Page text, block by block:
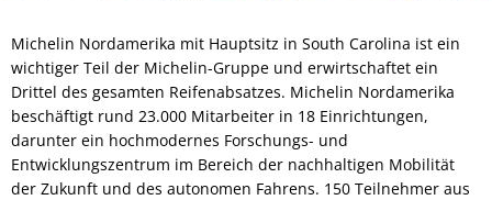
Michelin Nordamerika mit Hauptsitz in South Carolina ist ein
wichtiger Teil der Michelin-Gruppe und erwirtschaftet ein
Drittel des gesamten Reifenabsatzes. Michelin Nordamerika
beschäftigt rund 23.000 Mitarbeiter in 18 Einrichtungen,
darunter ein hochmodernes Forschungs- und
Entwicklungszentrum im Bereich der nachhaltigen Mobilität
der Zukunft und des autonomen Fahrens. 150 Teilnehmer aus